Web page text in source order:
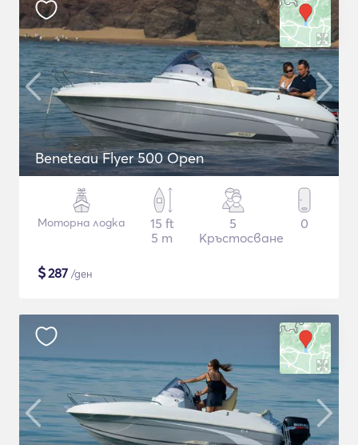
Beneteau Flyer 500 Open
Моторна лодка
15 ft
5 m
5
Кръстосване
0
$287 /ден